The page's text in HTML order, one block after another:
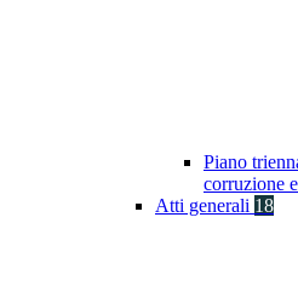
Piano
corruzione
Atti generali 18